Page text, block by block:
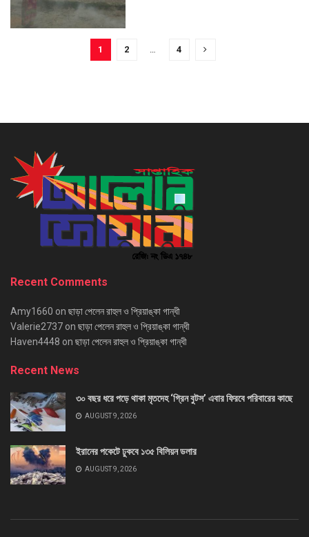
1 2 4
Recent Comments
Amy1660 on ছাড়া পেলেন রাহুল ও প্রিয়াঙ্কা গান্ধী
Valerie2737 on ছাড়া পেলেন রাহুল ও প্রিয়াঙ্কা গান্ধী
Haven4448 on ছাড়া পেলেন রাহুল ও প্রিয়াঙ্কা গান্ধী
Recent News
৩০ বছর ধরে পড়ে থাকা মৃতদেহ ‘গ্রিন বুটস’ এবার ফিরবে পরিবারের কাছে
AUGUST 9, 2026
ইরানের পকেটে ঢুকবে ১৩৫ বিলিয়ন ডলার
AUGUST 9, 2026